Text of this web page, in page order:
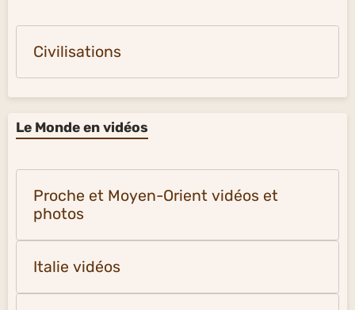
Civilisations
Le Monde en vidéos
Proche et Moyen-Orient vidéos et
photos
Italie vidéos